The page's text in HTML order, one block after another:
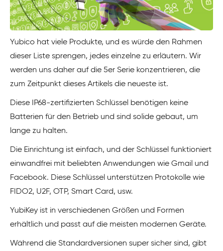
Yubico hat viele Produkte, und es würde den Rahmen
dieser Liste sprengen, jedes einzelne zu erläutern. Wir
werden uns daher auf die 5er Serie konzentrieren, die
zum Zeitpunkt dieses Artikels die neueste ist.
Diese IP68-zertifizierten Schlüssel benötigen keine
Batterien für den Betrieb und sind solide gebaut, um
lange zu halten.
Die Einrichtung ist einfach, und der Schlüssel funktioniert
einwandfrei mit beliebten Anwendungen wie Gmail und
Facebook. Diese Schlüssel unterstützen Protokolle wie
FIDO2, U2F, OTP, Smart Card, usw.
YubiKey ist in verschiedenen Größen und Formen
erhältlich und passt auf die meisten modernen Geräte.
Während die Standardversionen super sicher sind, gibt